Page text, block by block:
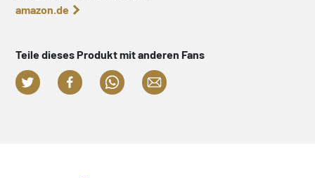
amazon.de
Teile dieses Produkt mit anderen Fans